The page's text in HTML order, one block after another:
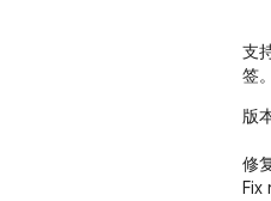
支
签
版
修
Fix